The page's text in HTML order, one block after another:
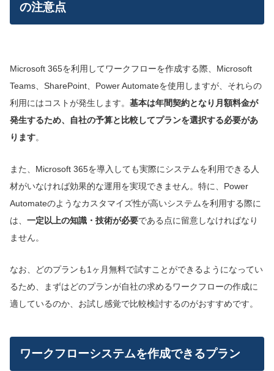
の注意点
Microsoft 365を利用してワークフローを作成する際、Microsoft
Teams、SharePoint、Power Automateを使用しますが、それらの
利用にはコストが発生します。 基本は年間契約となり月額料金が
発生するため、自社の予算と比較してプランを選択する必要があ
ります。
また、Microsoft 365を導入しても実際にシステムを利用できる人
材がいなければ効果的な運用を実現できません。特に、Power
Automateのようなカスタマイズ性が高いシステムを利用する際に
は、 一定以上の知識・技術が必要である点に留意しなければなり
ません。
なお、どのプランも1ヶ月無料で試すことができるようになってい
るため、まずはどのプランが自社の求めるワークフローの作成に
適しているのか、お試し感覚で比較検討するのがおすすめです。
ワークフローシステムを作成できるプラン